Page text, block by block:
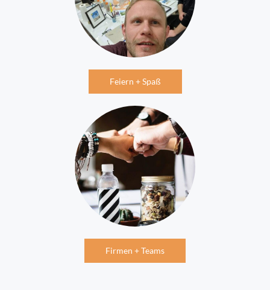
Feiern + Spaß
Firmen + Teams